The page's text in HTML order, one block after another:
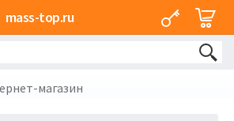
mass-top.ru
магазин